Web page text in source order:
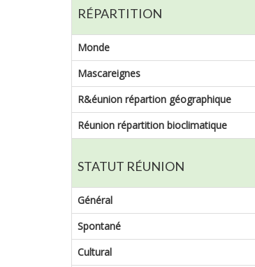
RÉPARTITION
Monde
Mascareignes
R&éunion répartion géographique
Réunion répartition bioclimatique
STATUT RÉUNION
Général
Spontané
Cultural